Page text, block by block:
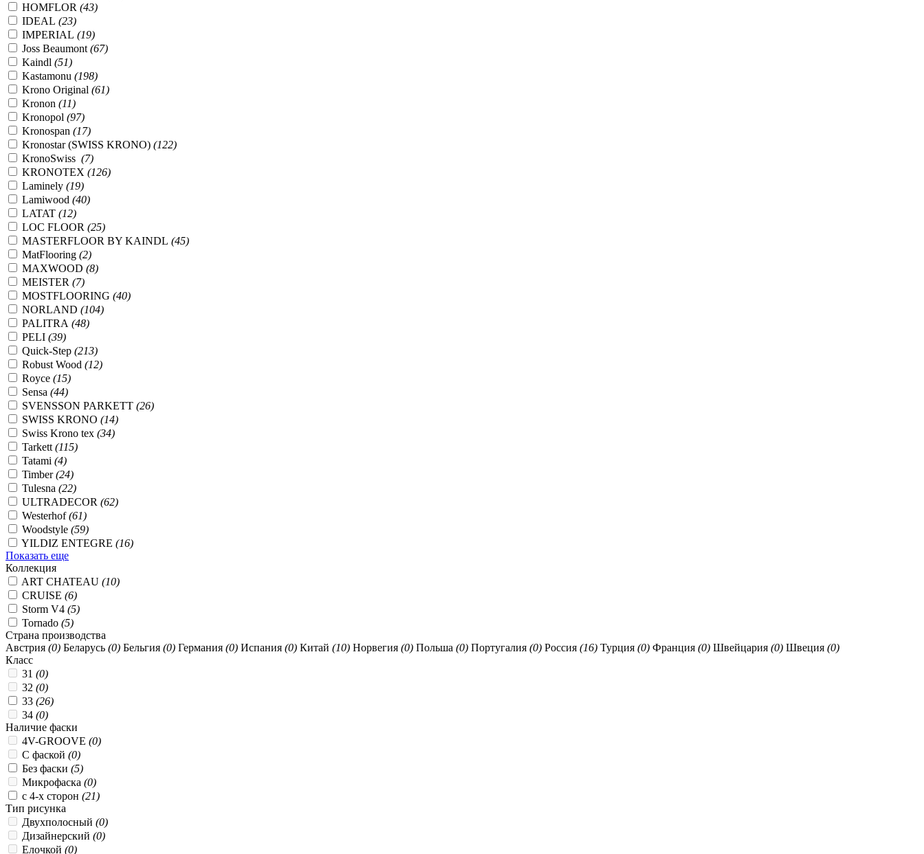
HOMFLOR (43)
IDEAL (23)
IMPERIAL (19)
Joss Beaumont (67)
Kaindl (51)
Kastamonu (198)
Krono Original (61)
Kronon (11)
Kronopol (97)
Kronospan (17)
Kronostar (SWISS KRONO) (122)
KronoSwiss (7)
KRONOTEX (126)
Laminely (19)
Lamiwood (40)
LATAT (12)
LOC FLOOR (25)
MASTERFLOOR BY KAINDL (45)
MatFlooring (2)
MAXWOOD (8)
MEISTER (7)
MOSTFLOORING (40)
NORLAND (104)
PALITRA (48)
PELI (39)
Quick-Step (213)
Robust Wood (12)
Royce (15)
Sensa (44)
SVENSSON PARKETT (26)
SWISS KRONO (14)
Swiss Krono tex (34)
Tarkett (115)
Tatami (4)
Timber(24)
Tulesna (22)
ULTRADECOR (62)
Westerhof(61)
Woodstyle (59)
YILDIZ ENTEGRE (16)
Показать еще
Коллекция
ART CHATEAU (10)
CRUISE (6)
Storm V4 (5)
Tornado (5)
Страна производства
Австрия (0) Беларусь (0) Бельгия (0) Германия (0) Испания (0) Китай (10) Норвегия (0) Польша (0) Португалия (0) Россия (16) Турция (0) Франция (0) Швейцария (0) Швеция (0)
Класс
31 (0)
32 (0)
33 (26)
34 (0)
Наличие фаски
4V-GROOVE (0)
C фаской (0)
Без фаски (5)
Микрофаска (0)
с 4-х сторон (21)
Тип рисунка
Двухполосный (0)
Дизайнерский (0)
Елочкой (0)